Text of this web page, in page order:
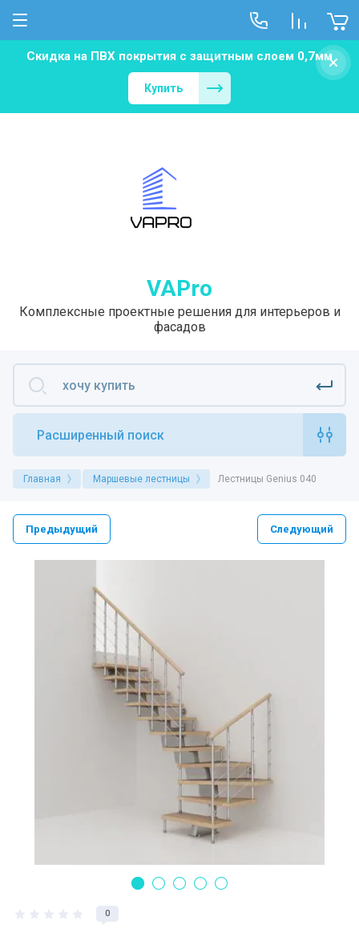
Новости
Скидка на ПВХ покрытия с защитным слоем 0,7мм
Купить
VAPro
Комплексные проектные решения для интерьеров и
фасадов
Расширенный поиск
Главная Маршевые лестницы Лестницы Genius 040
Предыдущий Следующий
0